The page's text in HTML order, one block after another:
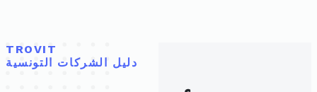
TROVIT
دليل الشركات التونسية